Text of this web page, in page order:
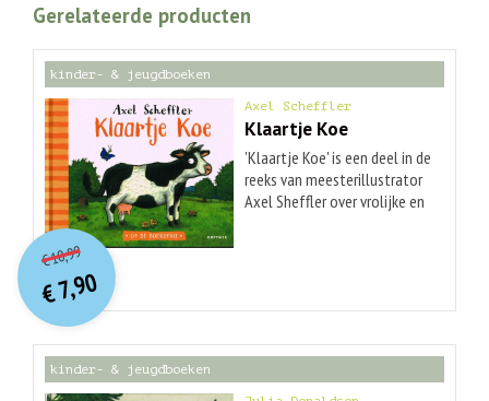
Gerelateerde producten
kinder- & jeugdboeken
Axel Scheffler
Klaartje Koe
'Klaartje Koe' is een deel in de
reeks van meesterillustrator
Axel Sheffler over vrolijke en
vertaling van Bette Westera is
de boerderij is Klaartje Koe op
€10,99O
orspr
onkelijke
prijs
was:
€ 10,99.
€7,90
Huidige
prijs
is:
€ 7,90.
kinder- & jeugdboeken